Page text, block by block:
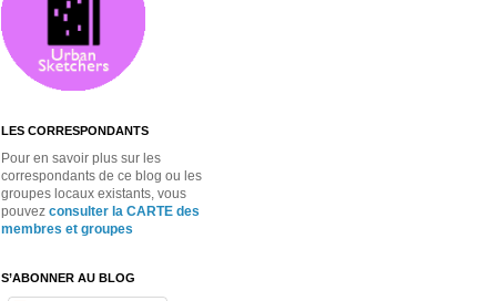
LES CORRESPONDANTS
Pour en savoir plus sur les
correspondants de ce blog ou les
groupes locaux existants, vous
pouvez consulter la CARTE des
membres et groupes
S’ABONNER AU BLOG